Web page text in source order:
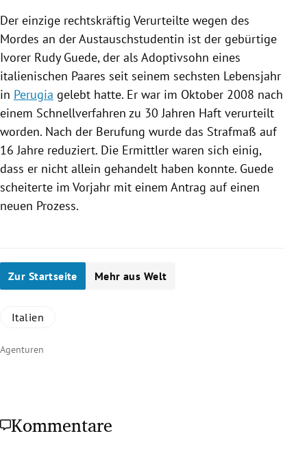
Der einzige rechtskräftig Verurteilte wegen des
Mordes an der Austauschstudentin ist der gebürtige
Ivorer Rudy Guede, der als Adoptivsohn eines
italienischen Paares seit seinem sechsten Lebensjahr
in Perugia gelebt hatte. Er war im Oktober 2008 nach
einem Schnellverfahren zu 30 Jahren Haft verurteilt
worden. Nach der Berufung wurde das Strafmaß auf
16 Jahre reduziert. Die Ermittler waren sich einig,
dass er nicht allein gehandelt haben konnte. Guede
scheiterte im Vorjahr mit einem Antrag auf einen
neuen Prozess.
Zur Startseite Mehr aus Welt
Italien
Agenturen
Kommentare